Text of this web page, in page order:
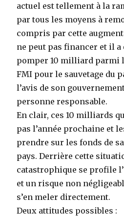
actuel est tellement à la
par tous les moyens à
compris par cette
ne peut pas financer et il a
pomper 10 milliard parmi
FMI pour le sauvetage du
l’avis de son
personne responsable.
En clair, ces 10 milliards
pas l’année prochaine et
prendre sur les fonds de
pays. Derrière cette
catastrophique se profile
et un risque non
s’en meler directement.
Deux attitudes possibles :